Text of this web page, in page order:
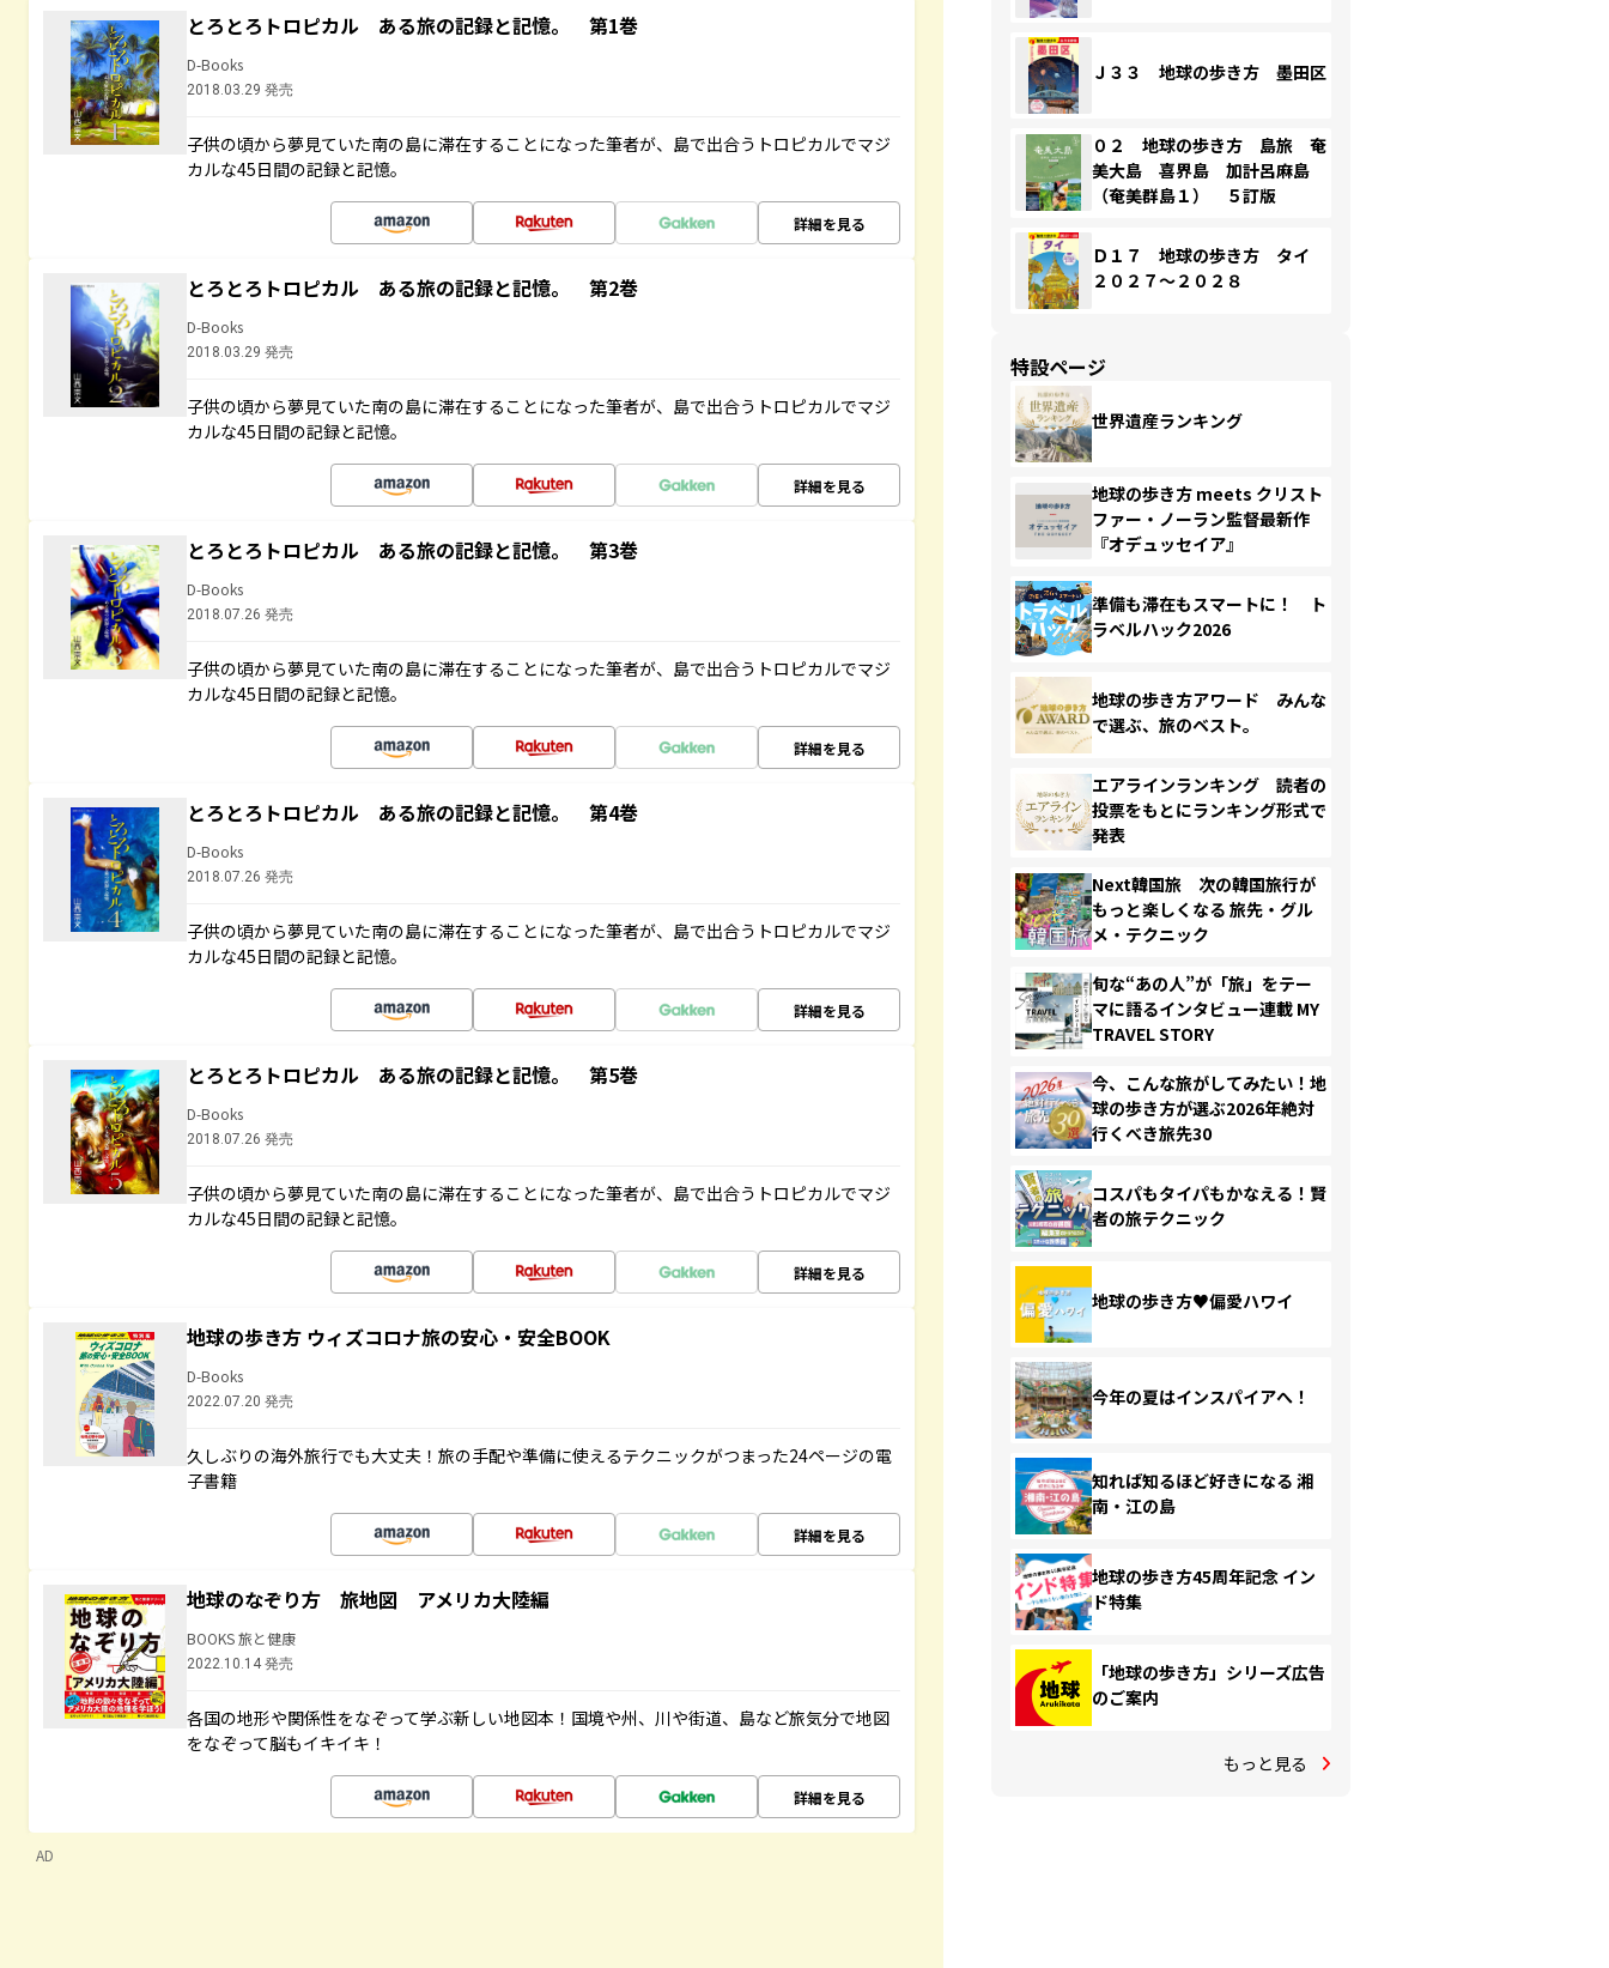
とろとろトロピカル ある旅の記録と記憶。 第1巻
D-Books
2018.03.29 発売
子供の頃から夢見ていた南の島に滞在することになった筆者が、島で出合うトロピカルでマジ
カルな45日間の記録と記憶。
詳細を見る
とろとろトロピカル ある旅の記録と記憶。 第2巻
D-Books
2018.03.29 発売
子供の頃から夢見ていた南の島に滞在することになった筆者が、島で出合うトロピカルでマジ
カルな45日間の記録と記憶。
詳細を見る
とろとろトロピカル ある旅の記録と記憶。 第3巻
D-Books
2018.07.26 発売
子供の頃から夢見ていた南の島に滞在することになった筆者が、島で出合うトロピカルでマジ
カルな45日間の記録と記憶。
詳細を見る
とろとろトロピカル ある旅の記録と記憶。 第4巻
D-Books
2018.07.26 発売
子供の頃から夢見ていた南の島に滞在することになった筆者が、島で出合うトロピカルでマジ
カルな45日間の記録と記憶。
詳細を見る
とろとろトロピカル ある旅の記録と記憶。 第5巻
D-Books
2018.07.26 発売
子供の頃から夢見ていた南の島に滞在することになった筆者が、島で出合うトロピカルでマジ
カルな45日間の記録と記憶。
詳細を見る
地球の歩き方 ウィズコロナ旅の安心・安全BOOK
D-Books
2022.07.20 発売
久しぶりの海外旅行でも大丈夫！旅の手配や準備に使えるテクニックがつまった24ページの電
子書籍
詳細を見る
地球のなぞり方 旅地図 アメリカ大陸編
BOOKS 旅と健康
2022.10.14 発売
各国の地形や関係性をなぞって学ぶ新しい地図本！国境や州、川や街道、島など旅気分で地図
をなぞって脳もイキイキ！
詳細を見る
AD
Ｊ３３ 地球の歩き方 墨田区
０２ 地球の歩き方 島旅 奄
美大島 喜界島 加計呂麻島
（奄美群島１） ５訂版
Ｄ１７ 地球の歩き方 タイ
２０２７～２０２８
特設ページ
世界遺産ランキング
地球の歩き方 meets クリスト
ファー・ノーラン監督最新作
『オデュッセイア』
準備も滞在もスマートに！ ト
ラベルハック2026
地球の歩き方アワード みんな
で選ぶ、旅のベスト。
エアラインランキング 読者の
投票をもとにランキング形式で
発表
Next韓国旅 次の韓国旅行が
もっと楽しくなる 旅先・グル
メ・テクニック
旬な“あの人”が「旅」をテー
マに語るインタビュー連載 MY
TRAVEL STORY
今、こんな旅がしてみたい！地
球の歩き方が選ぶ2026年絶対
行くべき旅先30
コスパもタイパもかなえる！賢
者の旅テクニック
地球の歩き方♥偏愛ハワイ
今年の夏はインスパイアへ！
知れば知るほど好きになる 湘
南・江の島
地球の歩き方45周年記念 イン
ド特集
「地球の歩き方」シリーズ広告
のご案内
もっと見る